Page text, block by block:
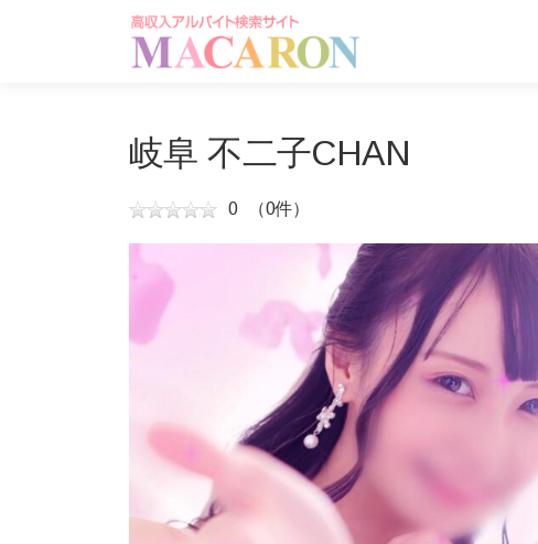
岐阜 不二子CHAN
0 （0件）